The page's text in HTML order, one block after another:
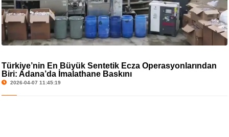
Türkiye’nin En Büyük Sentetik Ecza Operasyonlarından
Biri: Adana’da İmalathane Baskını
2026-04-07 11:45:19